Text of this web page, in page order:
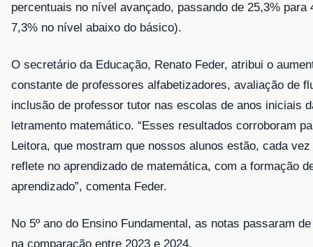
percentuais no nível avançado, passando de 25,3%
7,3% no nível abaixo do básico).
O secretário da Educação, Renato Feder, atribui o
constante de professores alfabetizadores, avaliação de
inclusão de professor tutor nas escolas de anos iniciais
letramento matemático. “Esses resultados corroboram
Leitora, que mostram que nossos alunos estão, cada
reflete no aprendizado de matemática, com a formação
aprendizado”, comenta Feder.
No 5º ano do Ensino Fundamental, as notas passaram
na comparação entre 2023 e 2024.